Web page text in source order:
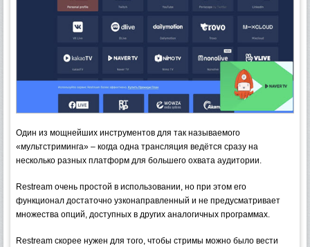
Один из мощнейших инструментов для так называемого
«мультстриминга» – когда одна трансляция ведётся сразу на
несколько разных платформ для большего охвата аудитории.
Restream очень простой в использовании, но при этом его
функционал достаточно узконаправленный и не предусматривает
множества опций, доступных в других аналогичных программах.
Restream скорее нужен для того, чтобы стримы можно было вести